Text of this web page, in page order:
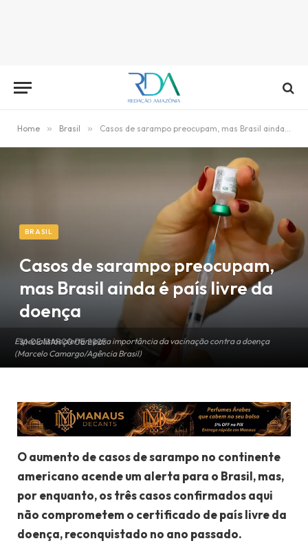
Home » Brasil » Casos de sarampo preocupam, mas Brasil ainda é país livre da doença
Especialistas alertam para importância da vacinação contra a doença
(Marcelo Camargo/Agência Brasil)
BRASIL
Casos de sarampo preocupam,
mas Brasil ainda é país livre da
doença
31 DE MARÇO DE 2025
O aumento de casos de sarampo no continente
americano acende um alerta para o Brasil, mas,
por enquanto, os três casos confirmados aqui
não comprometem o certificado de país livre da
doença, reconquistado no ano passado.